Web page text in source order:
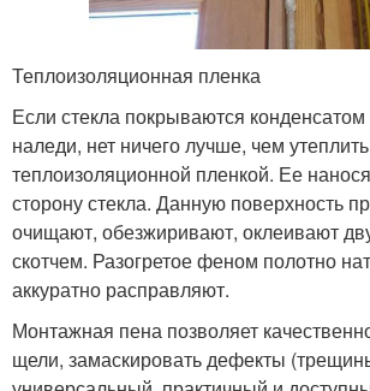
Теплоизоляционная пленка
Если стекла покрываются
наледи, нет ничего лучше, чем
теплоизоляционной пленкой. Ее
сторону стекла. Данную поверхность
очищают, обезжиривают, оклеивают
скотчем. Разогретое феном полотно
аккуратно расправляют.
Монтажная пена позволяет
щели, замаскировать дефекты